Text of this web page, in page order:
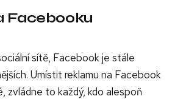
Facebooku
sítě, Facebook je stále
Umístit reklamu na Facebook
zvládne to každý, kdo alespoň